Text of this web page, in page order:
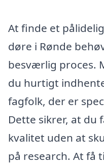
At finde et
døre i Rønde
besværlig proces.
du hurtigt
fagfolk, der er
Dette sikrer, at du
kvalitet uden at
på research. At få